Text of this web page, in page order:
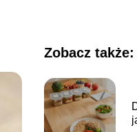
Zobacz także: